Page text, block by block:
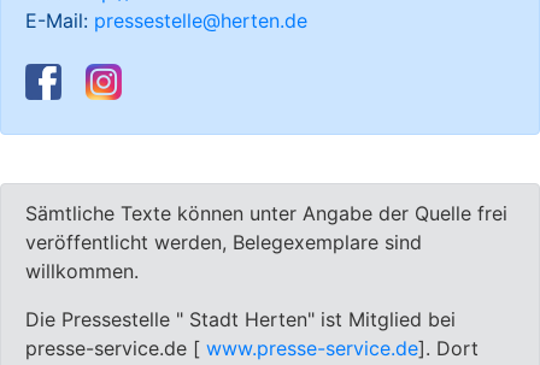
E-Mail: pressestelle@herten.de
Sämtliche Texte können unter Angabe der Quelle frei
veröffentlicht werden, Belegexemplare sind
willkommen.
Die Pressestelle " Stadt Herten" ist Mitglied bei
presse-service.de [ www.presse-service.de]. Dort